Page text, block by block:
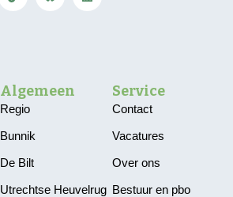
Algemeen
Regio
Bunnik
De Bilt
Utrechtse Heuvelrug
Service
Contact
Vacatures
Over ons
Bestuur en pbo